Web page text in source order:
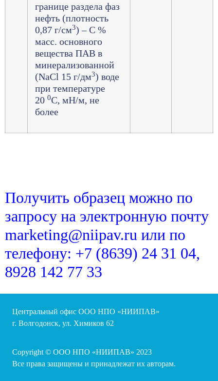
границе раздела фаз
нефть (плотность
0,87 г/см3) – С %
масс. основного
вещества ПАВ в
минерализованной
(NaCl 15 г/дм3) воде
при температуре
20 0С, мН/м, не
более
Получить образец можно по
запросу на электронную почту
marketing@niipav.ru или по
телефону: +7 (8639) 24 31 04,
8928 142 77 33
Центральный офис ООО НПО «НИИПАВ»
г. Волгодонск, ул. Химиков 62
Copyright © ООО НПО «НИИПАВ» 2023
Все права защищены и принадлежат их авторам.